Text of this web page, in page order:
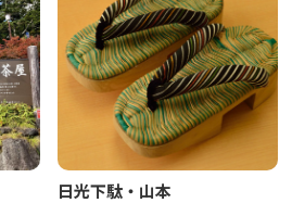
日光下駄・山本